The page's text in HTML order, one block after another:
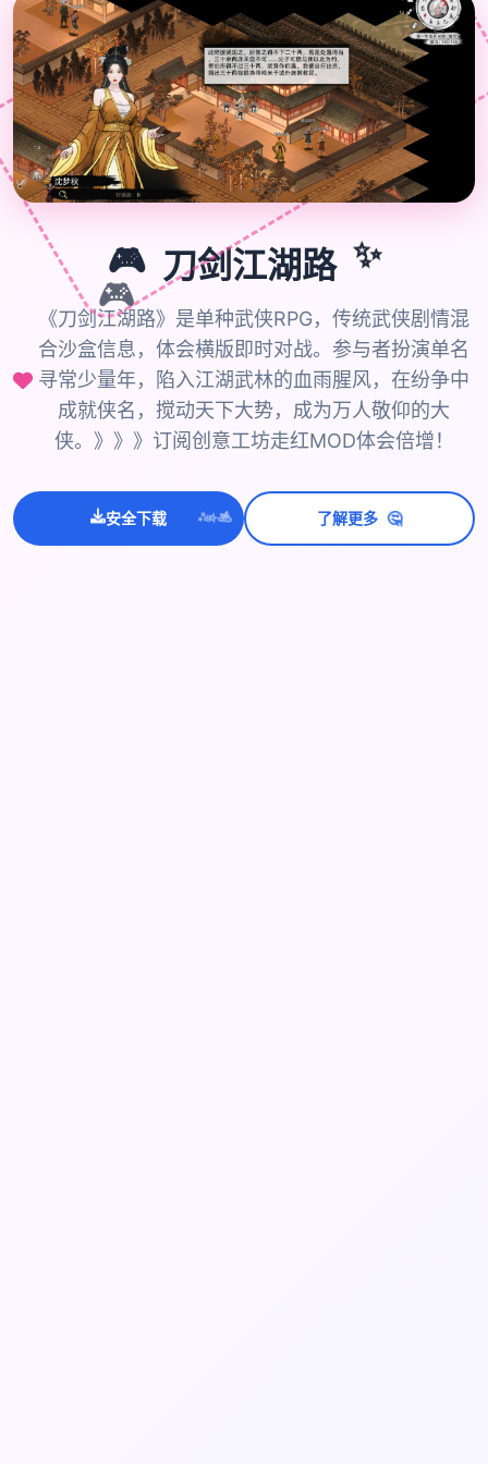
🎮
🎮 刀剑江湖路 ✨
《刀剑江湖路》是单种武侠RPG，传统武侠剧情混
合沙盒信息，体会横版即时对战。参与者扮演单名
寻常少量年，陷入江湖武林的血雨腥风，在纷争中
成就侠名，搅动天下大势，成为万人敬仰的大
侠。》》》订阅创意工坊走红MOD体会倍增！
安全下载 ✨⭐💫 了解更多 🤔